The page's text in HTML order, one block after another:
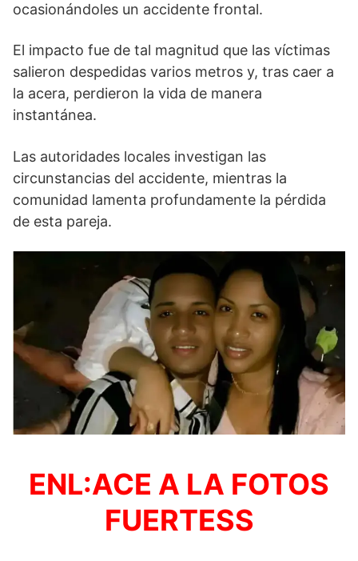
ocasionándoles un accidente frontal.
El impacto fue de tal magnitud que las víctimas
salieron despedidas varios metros y, tras caer a
la acera, perdieron la vida de manera
instantánea.
Las autoridades locales investigan las
circunstancias del accidente, mientras la
comunidad lamenta profundamente la pérdida
de esta pareja.
ENL:ACE A LA FOTOS
FUERTESS